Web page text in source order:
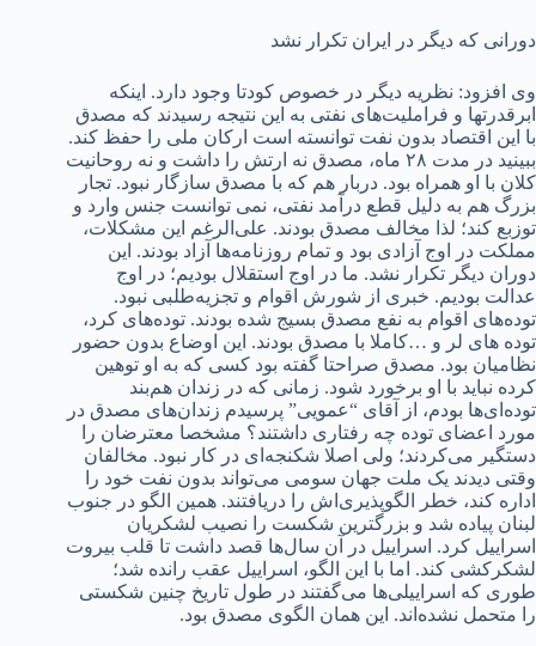
دورانی که دیگر در ایران تکرار نشد
وی افزود: نظریه دیگر در خصوص کودتا وجود دارد. اینکه
ابرقدرتها و فراملیت‌های نفتی به این نتیجه رسیدند که مصدق
با این اقتصاد بدون نفت توانسته است ارکان ملی را حفظ کند.
ببینید در مدت ۲۸ ماه، مصدق نه ارتش را داشت و نه روحانیت
کلان با او همراه بود. دربار هم که با مصدق سازگار نبود. تجار
بزرگ هم به دلیل قطع درآمد نفتی، نمی توانست جنس وارد و
توزبع کند؛ لذا مخالف مصدق بودند. علی‌الرغم این مشکلات،
مملکت در اوج آزادی بود و تمام روزنامه‌ها آزاد بودند. این
دوران دیگر تکرار نشد. ما در اوج استقلال بودیم؛ در اوج
عدالت بودیم. خبری از شورش اقوام و تجزیه‌طلبی نبود.
توده‌های اقوام به نفع مصدق بسیج شده بودند. توده‌های کرد،
توده های لر و …کاملا با مصدق بودند. این اوضاع بدون حضور
نظامیان بود. مصدق صراحتا گفته بود کسی که به او توهین
کرده نباید با او برخورد شود. زمانی که در زندان هم‌بند
توده‌ای‌ها بودم، از آقای “عمویی” پرسیدم زندان‌های مصدق در
مورد اعضای توده چه رفتاری داشتند؟ مشخصا معترضان را
دستگیر می‌کردند؛ ولی اصلا شکنجه‌ای در کار نبود. مخالفان
وقتی دیدند یک ملت جهان سومی می‌تواند بدون نفت خود را
اداره کند، خطر الگوپذیری‌اش را دریافتند. همین الگو در جنوب
لبنان پیاده شد و بزرگترین شکست را نصیب لشکریان
اسراییل کرد. اسراییل در آن سال‌ها قصد داشت تا قلب بیروت
لشکرکشی کند. اما با این الگو، اسراییل عقب رانده شد؛
طوری که اسراییلی‌ها می‌گفتند در طول تاریخ چنین شکستی
را متحمل نشده‌اند. این همان الگوی مصدق بود.